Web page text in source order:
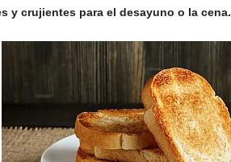
y crujientes para el desayuno o la cena.